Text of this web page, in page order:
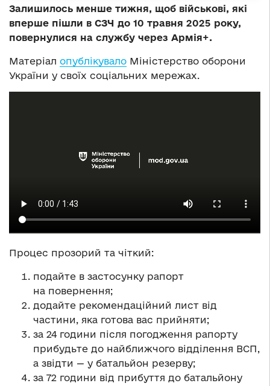
Залишилось менше тижня, щоб військові, які
вперше пішли в СЗЧ до 10 травня 2025 року,
повернулися на службу через Армія+.
Матеріал опублікувало Міністерство оборони
України у своїх соціальних мережах.
Процес прозорий та чіткий:
подайте в застосунку рапорт
на повернення;
додайте рекомендаційний лист від
частини, яка готова вас прийняти;
за 24 години після погодження рапорту
прибудьте до найближчого відділення ВСП,
а звідти — у батальйон резерву;
за 72 години від прибуття до батальйону